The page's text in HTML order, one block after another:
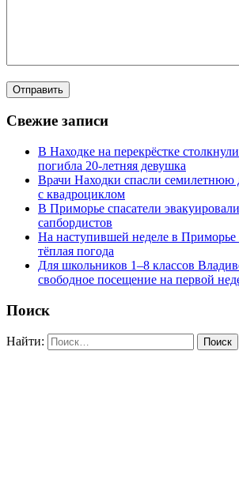
Свежие записи
В Находке на перекрёстке
погибла 20-летняя девушка
Врачи Находки спасли семилетнюю
с квадроциклом
В Приморье спасатели
сапбордистов
На наступившей неделе в Приморье
тёплая погода
Для школьников 1–8 классов
свободное посещение на первой
Поиск
Найти: